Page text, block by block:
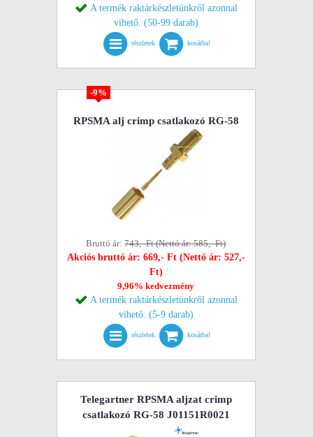
A termék raktárkészletünkről azonnal
vihető. (50-99 darab)
részletek kosárba!
-9%
RPSMA alj crimp csatlakozó RG-58
Bruttó ár:743,- Ft (Nettó ár: 585,- Ft)
Akciós bruttó ár: 669,- Ft (Nettó ár: 527,-
Ft)
9,96% kedvezmény
A termék raktárkészletünkről azonnal
vihető. (5-9 darab)
részletek kosárba!
Telegartner RPSMA aljzat crimp
csatlakozó RG-58 J01151R0021